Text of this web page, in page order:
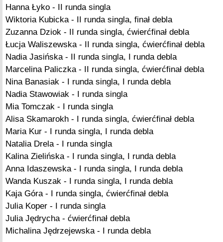
Hanna Łyko - II runda singla
Wiktoria Kubicka - II runda singla, finał debla
Zuzanna Dziok - II runda singla, ćwierćfinał debla
Łucja Waliszewska - II runda singla, ćwierćfinał debla
Nadia Jasińska - II runda singla, I runda debla
Marcelina Paliczka - II runda singla, ćwierćfinał debla
Nina Banasiak - I runda singla, I runda debla
Nadia Stawowiak - I runda singla
Mia Tomczak - I runda singla
Alisa Skamarokh - I runda singla, ćwierćfinał debla
Maria Kur - I runda singla, I runda debla
Natalia Drela - I runda singla
Kalina Zielińska - I runda singla, I runda debla
Anna Idaszewska - I runda singla, I runda debla
Wanda Kuszak - I runda singla, I runda debla
Kaja Góra - I runda singla, ćwierćfinał debla
Julia Koper - I runda singla
Julia Jędrycha - ćwierćfinał debla
Michalina Jędrzejewska - I runda debla